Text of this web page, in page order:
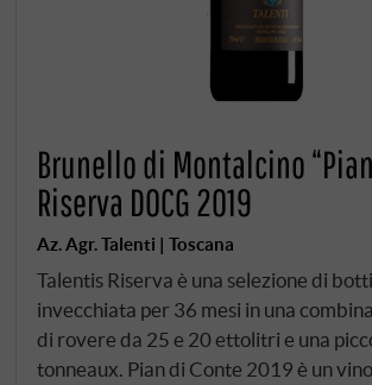
Brunello di Montalcino
Riserva DOCG 2019
Az. Agr. Talenti | Toscana
Talentis Riserva è una selezione di
invecchiata per 36 mesi in una
di rovere da 25 e 20 ettolitri e una
tonneaux. Pian di Conte 2019 è un